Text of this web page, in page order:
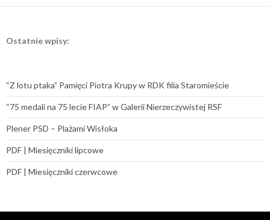
Ostatnie wpisy:
“Z lotu ptaka” Pamięci Piotra Krupy w RDK filia Staromieście
“75 medali na 75 lecie FIAP” w Galerii Nierzeczywistej RSF
Plener PSD – Plażami Wisłoka
PDF | Miesięczniki lipcowe
PDF | Miesięczniki czerwcowe